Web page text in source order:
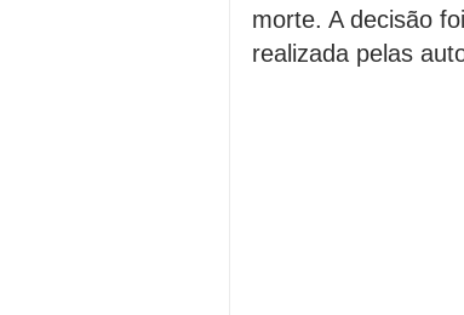
morte. A decisão
realizada pelas